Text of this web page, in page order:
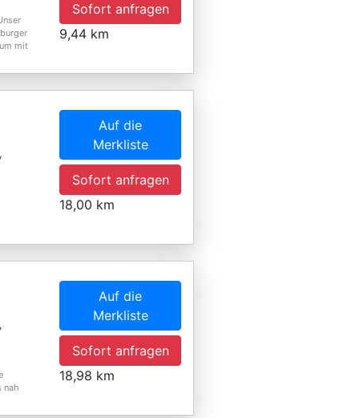
mit
Sofort anfragen
9,44 km
Auf die
Merkliste
Sofort anfragen
18,00 km
nah
Auf die
Merkliste
Sofort anfragen
18,98 km